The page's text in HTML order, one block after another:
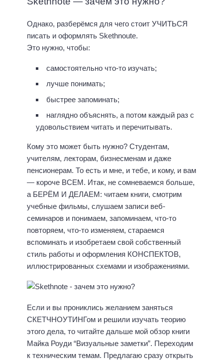
Однако, разберёмся для чего стоит УЧИТЬСЯ
писать и оформлять Skethnoute.
Это нужно, чтобы:
самостоятельно что-то изучать;
лучше понимать;
быстрее запоминать;
наглядно объяснять, а потом каждый раз с
удовольствием читать и перечитывать.
Кому это может быть нужно? Студентам,
учителям, лекторам, бизнесменам и даже
пенсионерам. То есть и мне, и тебе, и кому, и вам
— короче ВСЕМ. Итак, не сомневаемся больше,
а БЕРЁМ И ДЕЛАЕМ: читаем книги, смотрим
учебные фильмы, слушаем записи веб-
семинаров и понимаем, запоминаем, что-то
повторяем, что-то изменяем, стараемся
вспоминать и изобретаем свой собственный
стиль работы и оформления КОНСПЕКТОВ,
иллюстрированных схемами и изображениями.
Если и вы прониклись желанием заняться
СКЕТЧНОУТИНГом и решили изучать теорию
этого дела, то читайте дальше мой обзор книги
Майка Роуди “Визуальные заметки”. Переходим
к техническим темам. Предлагаю сразу открыть